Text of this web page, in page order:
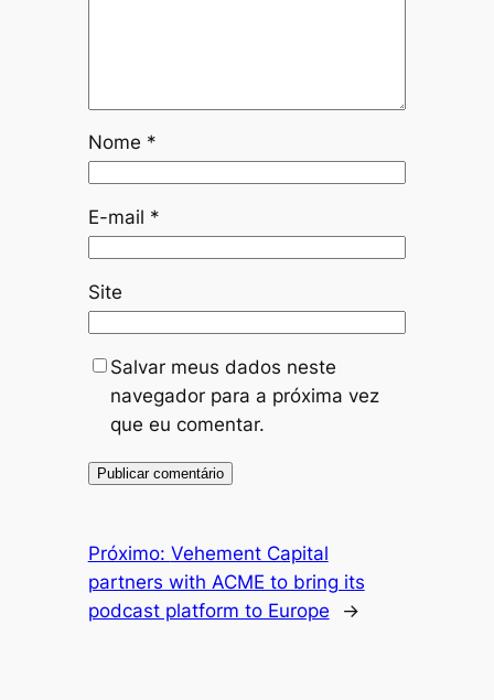
Nome *
E-mail *
Site
Salvar meus dados neste
navegador para a próxima vez
que eu comentar.
Próximo: Vehement Capital
partners with ACME to bring its
podcast platform to Europe
→